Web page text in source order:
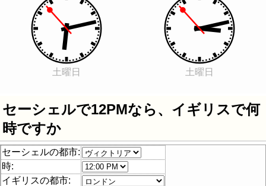
土曜日 土曜日
セーシェルで12PMなら、イギリスで何
時ですか
セーシェルの都市:
時:
イギリスの都市: